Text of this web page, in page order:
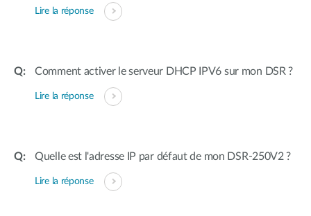
Lire la réponse
Comment activer le serveur DHCP IPV6 sur mon DSR ?
Lire la réponse
Quelle est l'adresse IP par défaut de mon DSR-250V2 ?
Lire la réponse